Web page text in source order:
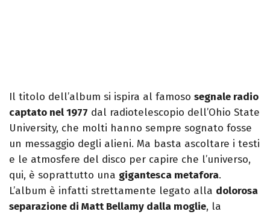
Il titolo dell’album si ispira al famoso segnale radio
captato nel 1977 dal radiotelescopio dell’Ohio State
University, che molti hanno sempre sognato fosse
un messaggio degli alieni. Ma basta ascoltare i testi
e le atmosfere del disco per capire che l’universo,
qui, è soprattutto una gigantesca metafora.
L’album è infatti strettamente legato alla dolorosa
separazione di Matt Bellamy dalla moglie, la